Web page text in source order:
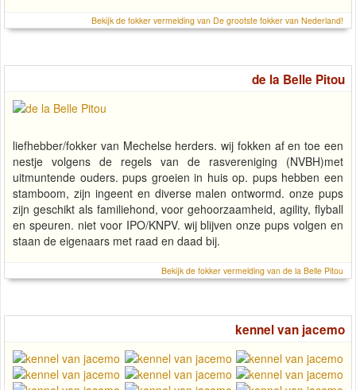
Bekijk de fokker vermelding van De grootste fokker van Nederland!
de la Belle Pitou
liefhebber/fokker van Mechelse herders. wij fokken af en toe een
nestje volgens de regels van de rasvereniging (NVBH)met
uitmuntende ouders. pups groeien in huis op. pups hebben een
stamboom, zijn ingeent en diverse malen ontwormd. onze pups
zijn geschikt als familiehond, voor gehoorzaamheid, agility, flyball
en speuren. niet voor IPO/KNPV. wij blijven onze pups volgen en
staan de eigenaars met raad en daad bij.
Bekijk de fokker vermelding van de la Belle Pitou
kennel van jacemo